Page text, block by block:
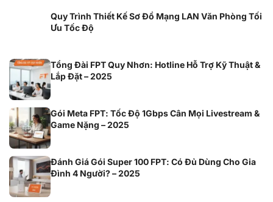
Quy Trình Thiết Kế Sơ Đồ Mạng LAN Văn Phòng Tối
Ưu Tốc Độ
Tổng Đài FPT Quy Nhơn: Hotline Hỗ Trợ Kỹ Thuật &
Lắp Đặt – 2025
Gói Meta FPT: Tốc Độ 1Gbps Cân Mọi Livestream &
Game Nặng – 2025
Đánh Giá Gói Super 100 FPT: Có Đủ Dùng Cho Gia
Đình 4 Người? – 2025